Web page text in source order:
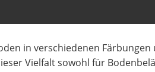
in verschiedenen Färbungen
Vielfalt sowohl für